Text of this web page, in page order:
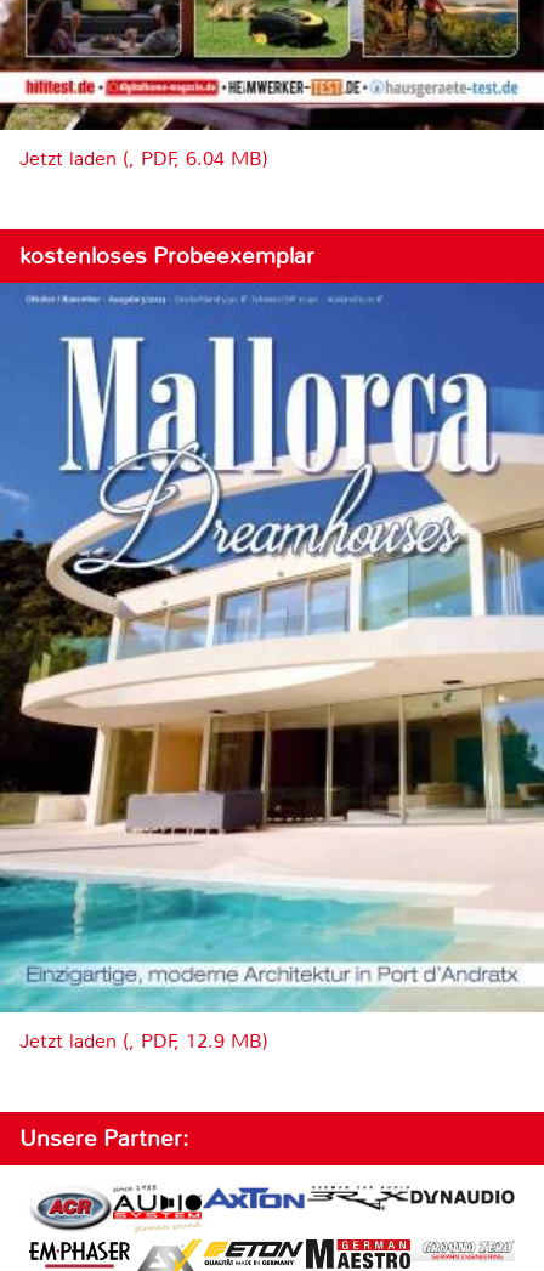
Jetzt laden (, PDF, 6.04 MB)
kostenloses Probeexemplar
Jetzt laden (, PDF, 12.9 MB)
Unsere Partner: